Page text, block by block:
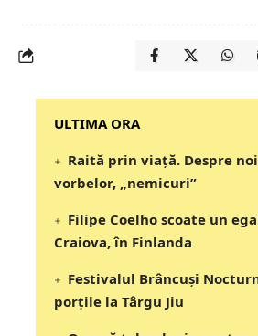
‎‎‎‎‎‎‎ULTIMA ORA
Raită prin viață. Despre
vorbelor, „nemicuri”
Filipe Coelho scoate un
Craiova, în Finlanda
Festivalul Brâncuși
porțile la Târgu Jiu